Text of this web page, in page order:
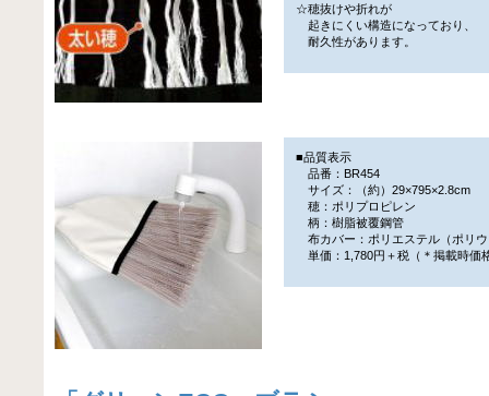
☆穂抜けや折れが
起きにくい構造になっており、
耐久性があります。
■品質表示
品番：BR454
サイズ：（約）29×795×2.8cm
穂：ポリプロピレン
柄：樹脂被覆鋼管
布カバー：ポリエステル（ポリ
単価：1,780円＋税（＊掲載時価